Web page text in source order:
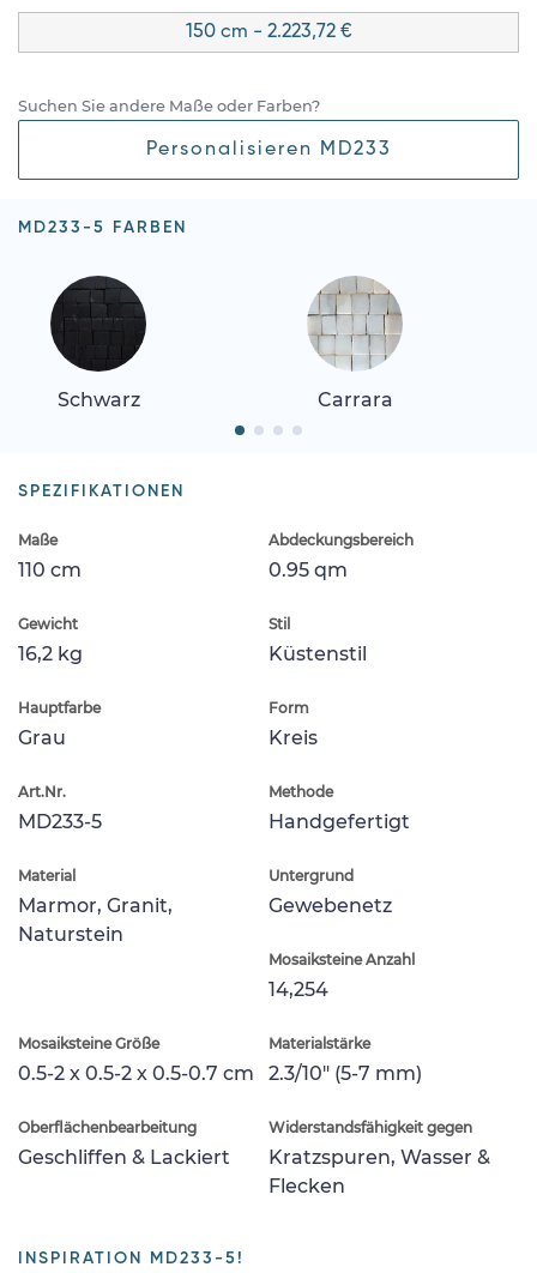
150 cm - 2.223,72 €
Suchen Sie andere Maße oder Farben?
Personalisieren MD233
MD233-5 FARBEN
Schwarz Carrara
SPEZIFIKATIONEN
Maße
110 cm
Abdeckungsbereich
0.95 qm
Gewicht
16,2 kg
Stil
Küstenstil
Hauptfarbe
Grau
Form
Kreis
Art.Nr.
MD233-5
Methode
Handgefertigt
Material
Marmor, Granit,
Naturstein
Untergrund
Gewebenetz
Mosaiksteine Anzahl
14,254
Mosaiksteine Größe
0.5-2 x 0.5-2 x 0.5-0.7 cm
Materialstärke
2.3/10" (5-7 mm)
Oberflächenbearbeitung
Geschliffen & Lackiert
Widerstandsfähigkeit gegen
Kratzspuren, Wasser &
Flecken
INSPIRATION MD233-5!